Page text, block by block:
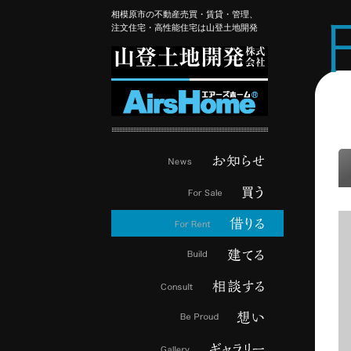
相模原市の不動産売買・賃貸・管理、
注文住宅・高性能住宅は山登土地開発